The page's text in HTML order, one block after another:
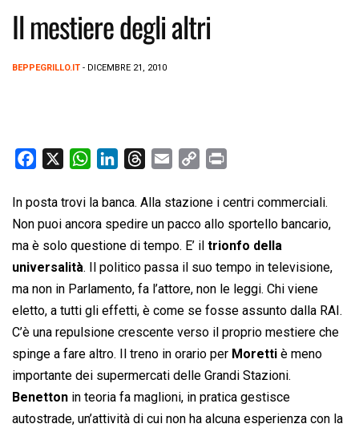
Il mestiere degli altri
BEPPEGRILLO.IT - DICEMBRE 21, 2010
c
e
b
o
o
k
W
a
t
s
A
p
p
n
k
e
d
I
n
r
e
a
d
s
a
i
l
p
y
L
i
n
k
i
n
t
In posta trovi la banca. Alla stazione i centri commerciali.
Non puoi ancora spedire un pacco allo sportello bancario,
ma è solo questione di tempo. E’ il trionfo della
universalità. Il politico passa il suo tempo in televisione,
ma non in Parlamento, fa l’attore, non le leggi. Chi viene
eletto, a tutti gli effetti, è come se fosse assunto dalla RAI.
C’è una repulsione crescente verso il proprio mestiere che
spinge a fare altro. Il treno in orario per Moretti è meno
importante dei supermercati delle Grandi Stazioni.
Benetton in teoria fa maglioni, in pratica gestisce
autostrade, un’attività di cui non ha alcuna esperienza con la